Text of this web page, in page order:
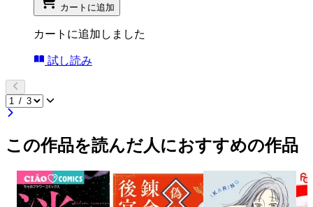
カートに追加
カートに追加しました
試し読み
この作品を読んだ人におすすめの作品